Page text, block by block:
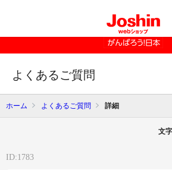
よくあるご質問
ホーム よくあるご質問 詳細
文
ID:1783